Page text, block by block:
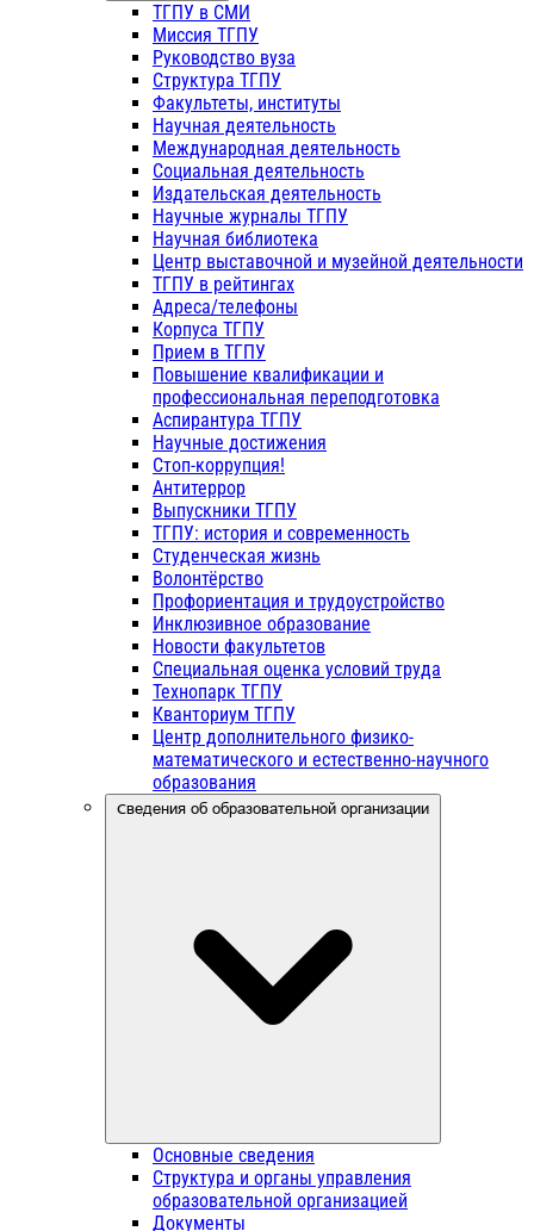
ТГПУ в СМИ
Миссия ТГПУ
Руководство вуза
Структура ТГПУ
Факультеты, институты
Научная деятельность
Международная деятельность
Социальная деятельность
Издательская деятельность
Научные журналы ТГПУ
Научная библиотека
Центр выставочной и музейной деятельности
ТГПУ в рейтингах
Адреса/телефоны
Корпуса ТГПУ
Прием в ТГПУ
Повышение квалификации и
профессиональная переподготовка
Аспирантура ТГПУ
Научные достижения
Стоп-коррупция!
Антитеррор
Выпускники ТГПУ
ТГПУ: история и современность
Студенческая жизнь
Волонтёрство
Профориентация и трудоустройство
Инклюзивное образование
Новости факультетов
Специальная оценка условий труда
Технопарк ТГПУ
Кванториум ТГПУ
Центр дополнительного физико-
математического и естественно-научного
образования
Сведения об образовательной организации
Основные сведения
Структура и органы управления
образовательной организацией
Документы